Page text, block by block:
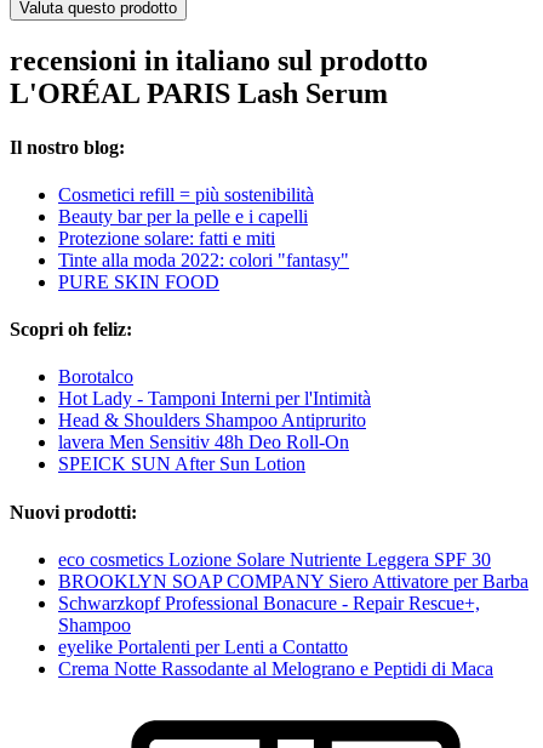
Valuta questo prodotto
recensioni in italiano sul prodotto
L'ORÉAL PARIS Lash Serum
Il nostro blog:
Cosmetici refill = più sostenibilità
Beauty bar per la pelle e i capelli
Protezione solare: fatti e miti
Tinte alla moda 2022: colori "fantasy"
PURE SKIN FOOD
Scopri oh feliz:
Borotalco
Hot Lady - Tamponi Interni per l'Intimità
Head & Shoulders Shampoo Antiprurito
lavera Men Sensitiv 48h Deo Roll-On
SPEICK SUN After Sun Lotion
Nuovi prodotti:
eco cosmetics Lozione Solare Nutriente Leggera SPF 30
BROOKLYN SOAP COMPANY Siero Attivatore per Barba
Schwarzkopf Professional Bonacure - Repair Rescue+,
Shampoo
eyelike Portalenti per Lenti a Contatto
Crema Notte Rassodante al Melograno e Peptidi di Maca